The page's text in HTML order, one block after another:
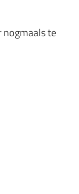
nogmaals te